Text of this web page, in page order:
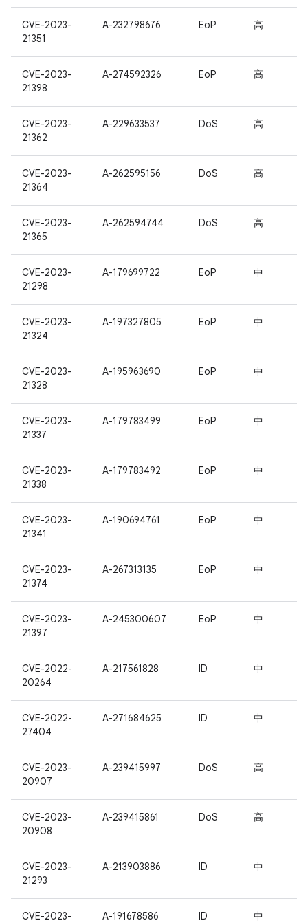
CVE-2023-
21351
A-232798676 EoP 高
CVE-2023-
21398
A-274592326 EoP 高
CVE-2023-
21362
A-229633537 DoS 高
CVE-2023-
21364
A-262595156 DoS 高
CVE-2023-
21365
A-262594744 DoS 高
CVE-2023-
21298
A-179699722 EoP 中
CVE-2023-
21324
A-197327805 EoP 中
CVE-2023-
21328
A-195963690 EoP 中
CVE-2023-
21337
A-179783499 EoP 中
CVE-2023-
21338
A-179783492 EoP 中
CVE-2023-
21341
A-190694761 EoP 中
CVE-2023-
21374
A-267313135 EoP 中
CVE-2023-
21397
A-245300607 EoP 中
CVE-2022-
20264
A-217561828 ID 中
CVE-2022-
27404
A-271684625 ID 中
CVE-2023-
20907
A-239415997 DoS 高
CVE-2023-
20908
A-239415861 DoS 高
CVE-2023-
21293
A-213903886 ID 中
CVE-2023-
A-191678586 ID 中